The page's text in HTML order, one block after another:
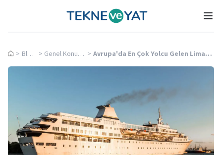
Tekne ve Yat
>Blog > Genel Konular > Avrupa'da En Çok Yolcu Gelen Limanlar